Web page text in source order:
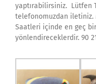
yaptırabilirsiniz. Lütfen
telefonomuzdan
Saatleri içinde en geç
yönlendireceklerdir. 90